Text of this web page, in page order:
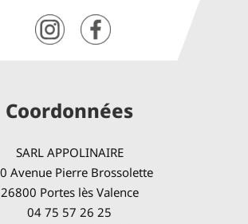
Coordonnées
SARL APPOLINAIRE
Avenue Pierre Brossolette
26800 Portes lès Valence
04 75 57 26 25